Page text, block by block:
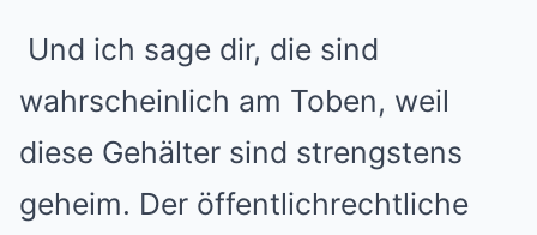
Und ich sage dir, die sind
wahrscheinlich am Toben, weil
diese Gehälter sind strengstens
geheim. Der öffentlichrechtliche